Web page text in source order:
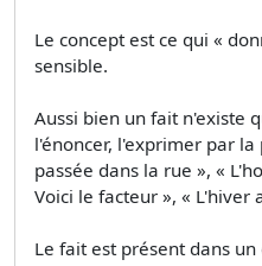
Le concept est ce qui «
sensible.
Aussi bien un fait n'existe
l'énoncer, l'exprimer par
passée dans la rue », «
Voici le facteur », « L'hiver
Le fait est présent dans